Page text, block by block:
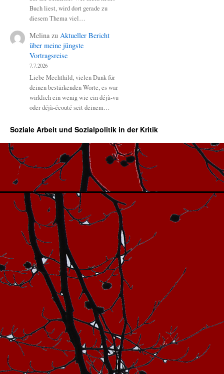
Buch liest, wird dort gerade zu
diesem Thema viel…
Melina zu Aktueller Bericht
über meine jüngste
Vortragsreise
7.7.2026
Liebe Mechthild, vielen Dank für
deinen bestärkenden Worte, es war
wirklich ein wenig wie ein déjà-vu
oder déjà-écouté seit deinem…
Soziale Arbeit und Sozialpolitik in der Kritik